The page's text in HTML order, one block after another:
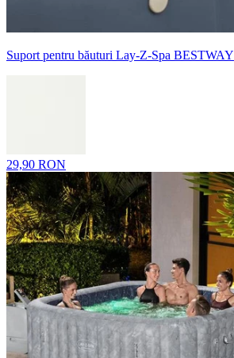
Suport pentru băuturi Lay-Z-Spa BESTWAY
29,90 RON